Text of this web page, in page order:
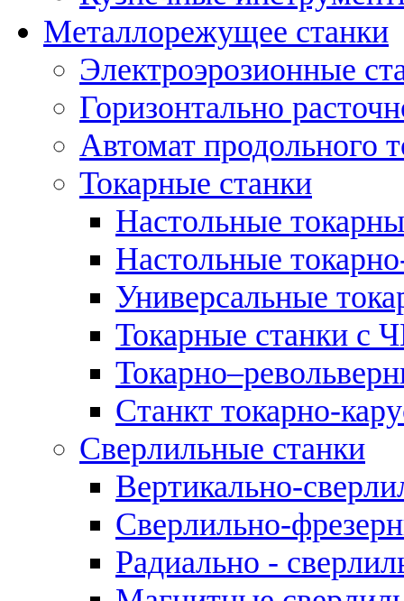
Металлорежущее станки
Электроэрозионные
Горизонтально
Автомат продольного
Токарные станки
Настольные
Настольные
Универсальные
Токарные станки с
Станкт токарно-
Сверлильные станки
Вертикально-
Сверлильно-
Радиально -